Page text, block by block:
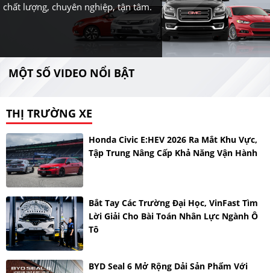
chất lượng, chuyên nghiệp, tận tâm.
MỘT SỐ VIDEO NỔI BẬT
THỊ TRƯỜNG XE
Honda Civic E:HEV 2026 Ra Mắt Khu Vực,
Tập Trung Nâng Cấp Khả Năng Vận Hành
Bắt Tay Các Trường Đại Học, VinFast Tìm
Lời Giải Cho Bài Toán Nhân Lực Ngành Ô
Tô
BYD Seal 6 Mở Rộng Dải Sản Phẩm Với